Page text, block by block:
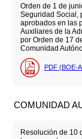
Orden de 1 de
Seguridad Social,
aprobados en las
Auxiliares de la
por Orden de 17
Comunidad
PDF (BOE-
COMUNIDAD
Resolución de 10